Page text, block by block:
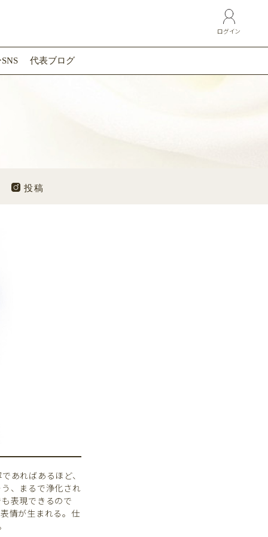
ログイン
代表ブログ
投稿
あればあるほど、
、まるで浄化され
表現できるので
情が生まれる。仕